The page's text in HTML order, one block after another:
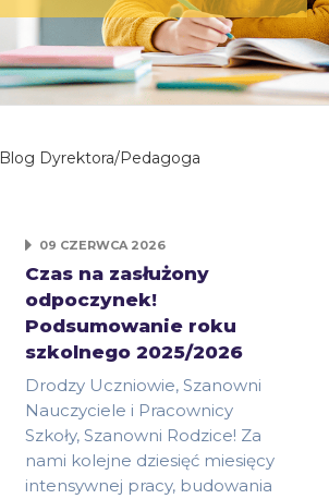
Blog Dyrektora/Pedagoga
09 CZERWCA 2026
Czas na zasłużony
odpoczynek!
Podsumowanie roku
szkolnego 2025/2026
Drodzy Uczniowie, Szanowni
Nauczyciele i Pracownicy
Szkoły, Szanowni Rodzice! Za
nami kolejne dziesięć miesięcy
intensywnej pracy, budowania